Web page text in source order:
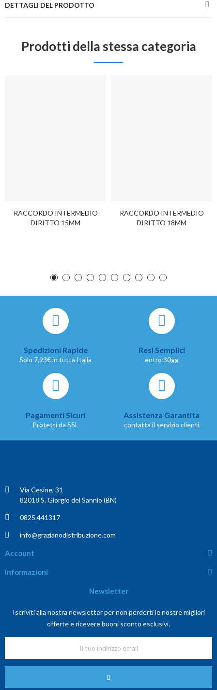
DETTAGLI DEL PRODOTTO
Prodotti della stessa categoria
RACCORDO INTERMEDIO
DIRITTO 15MM
RACCORDO INTERMEDIO
DIRITTO 18MM
Spedizioni Rapide
Solo 7,93€ in tutta Italia
Resi Semplici
entro 30gg
Pagamenti Sicuri
Protetti da SSL
Assistenza Garantita
contatta il servizio clienti
Via Cesine, 31
82018 S. Giorgio del Sannio (BN)
0825.441317
info@grazianodistribuzione.com
Account
Informazioni
Newsletter
Iscriviti alla nostra newsletter per non perderti le nostre migliori
offerte e ricevere buoni sconto esclusivi.